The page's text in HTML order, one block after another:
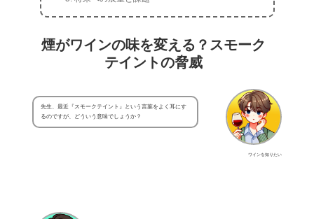
煙がワインの味を変える？スモーク
テイントの脅威
ワインを知りたい
先生、最近『スモークテイント』という言葉をよく耳にす
るのですが、どういう意味でしょうか？